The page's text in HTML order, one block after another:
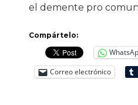
el demente pro
Compártelo:
Correo electrónico